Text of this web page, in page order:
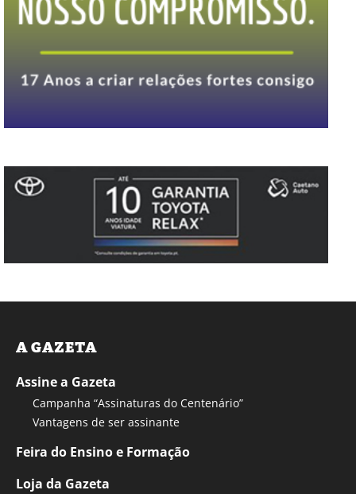
A GAZETA
Assine a Gazeta
Campanha “Assinaturas do Centenário”
Vantagens de ser assinante
Feira do Ensino e Formação
Loja da Gazeta